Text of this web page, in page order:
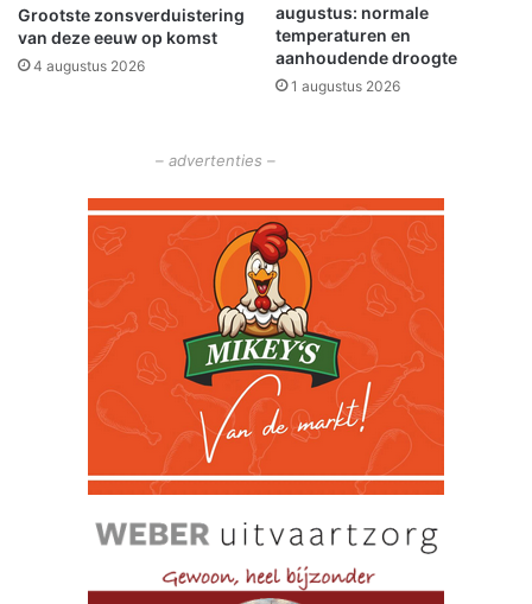
Grootste zonsverduistering
van deze eeuw op komst
4 augustus 2026
augustus: normale
temperaturen en
aanhoudende droogte
1 augustus 2026
– advertenties –